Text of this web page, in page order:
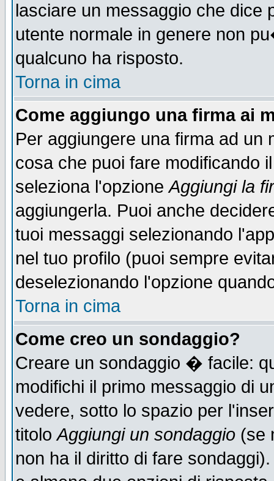
lasciare un messaggio che
utente normale in genere non
qualcuno ha risposto.
Torna in cima
Come aggiungo una firma ai
Per aggiungere una firma ad un
cosa che puoi fare modificando
seleziona l'opzioneAggiungi la
aggiungerla. Puoi anche
tuoi messaggi selezionando
nel tuo profilo (puoi sempre
deselezionando l'opzione
Torna in cima
Come creo un sondaggio?
Creare un sondaggio � facile:
modifichi il primo messaggio di
vedere, sotto lo spazio per
titoloAggiungi un sondaggio (se
non ha il diritto di fare